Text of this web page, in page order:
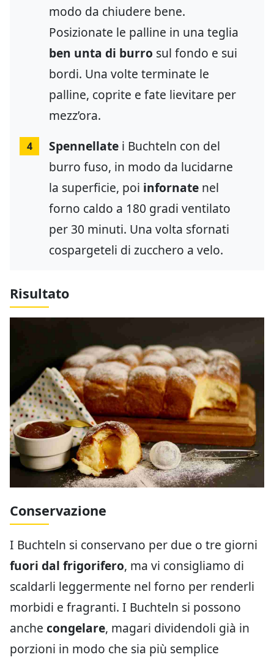
modo da chiudere bene.
Posizionate le palline in una teglia
ben unta di burro sul fondo e sui
bordi. Una volte terminate le
palline, coprite e fate lievitare per
mezz’ora.
4 Spennellate i Buchteln con del
burro fuso, in modo da lucidarne
la superficie, poi infornate nel
forno caldo a 180 gradi ventilato
per 30 minuti. Una volta sfornati
cospargeteli di zucchero a velo.
Risultato
Conservazione
I Buchteln si conservano per due o tre giorni
fuori dal frigorifero, ma vi consigliamo di
scaldarli leggermente nel forno per renderli
morbidi e fragranti. I Buchteln si possono
anche congelare, magari dividendoli già in
porzioni in modo che sia più semplice